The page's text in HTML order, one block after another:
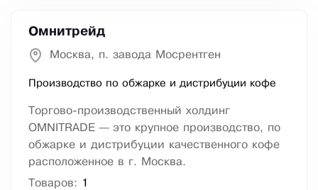
Омнитрейд
Москва, п. завода Мосрентген
Производство по обжарке и дистрибуции кофе
Торгово-производственный холдинг
OMNITRADE — это крупное производство, по
обжарке и дистрибуции качественного кофе
расположенное в г. Москва.
Товаров: 1